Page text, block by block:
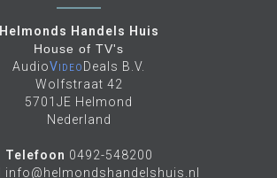
Helmonds Handels Huis
House of TV's
AudioVideoDeals B.V.
Wolfstraat 42
5701JE Helmond
Nederland
Telefoon 0492-548200
info@helmondshandelshuis.nl